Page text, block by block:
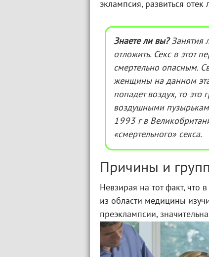
эклампсия, развиться отек
Знаете ли вы? Занятия
отложить. Секс в этот
смертельно опасным.
женщины на данном
попадет воздух, то это
воздушными
1993 г в
«смертельного» секса.
Причины и
Невзирая на тот факт, что
из области медицины
преэклампсии,